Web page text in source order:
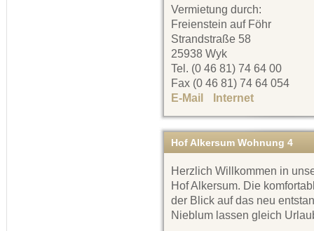
Vermietung durch:
Freienstein auf Föhr
Strandstraße 58
25938 Wyk
Tel. (0 46 81) 74 64 00
Fax (0 46 81) 74 64 054
E-Mail
Internet
Hof Alkersum Wohnung 4
Herzlich Willkommen in
Hof Alkersum. Die
der Blick auf das neu
Nieblum lassen gleich